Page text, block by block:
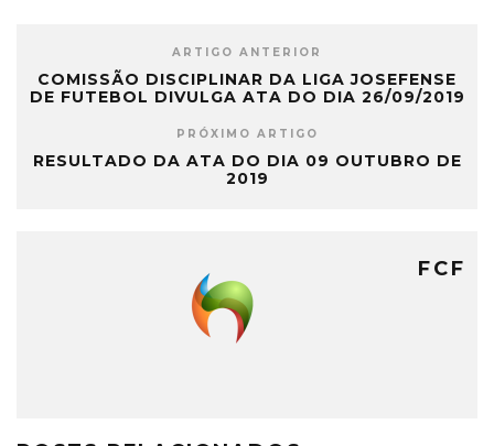
ARTIGO ANTERIOR
COMISSÃO DISCIPLINAR DA LIGA JOSEFENSE
DE FUTEBOL DIVULGA ATA DO DIA 26/09/2019
PRÓXIMO ARTIGO
RESULTADO DA ATA DO DIA 09 OUTUBRO DE
2019
FCF